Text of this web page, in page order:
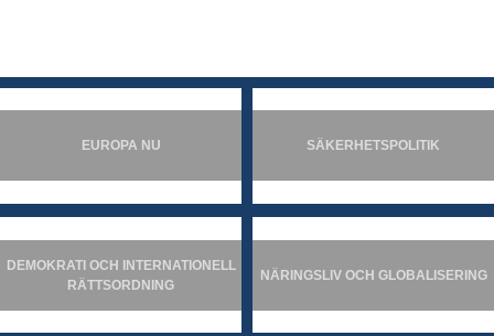
EUROPA NU SÄKERHETSPOLITIK
DEMOKRATI OCH INTERNATIONELL
RÄTTSORDNING
NÄRINGSLIV OCH GLOBALISERING